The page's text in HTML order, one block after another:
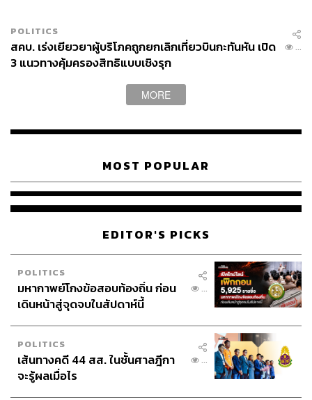
POLITICS
สคบ. เร่งเยียวยาผู้บริโภคถูกยกเลิกเที่ยวบินกะทันหัน เปิด
3 แนวทางคุ้มครองสิทธิแบบเชิงรุก
...
MORE
MOST POPULAR
EDITOR'S PICKS
POLITICS
มหากาพย์โกงข้อสอบท้องถิ่น ก่อน
เดินหน้าสู่จุดจบในสัปดาห์นี้
...
POLITICS
เส้นทางคดี 44 สส. ในชั้นศาลฎีกา
จะรู้ผลเมื่อไร
...